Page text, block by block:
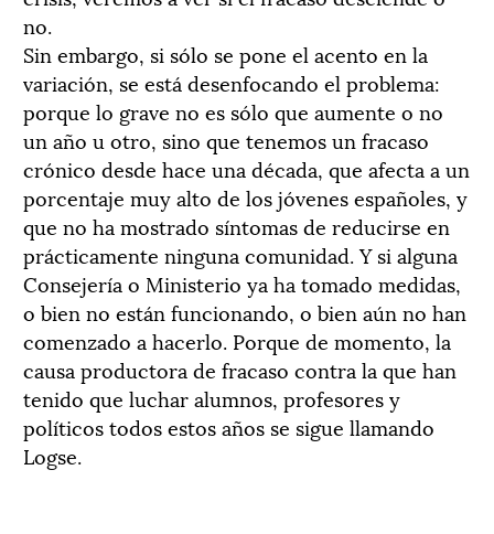
no.
Sin embargo, si sólo se pone el acento en la
variación, se está desenfocando el problema:
porque lo grave no es sólo que aumente o no
un año u otro, sino que tenemos un fracaso
crónico desde hace una década, que afecta a un
porcentaje muy alto de los jóvenes españoles, y
que no ha mostrado síntomas de reducirse en
prácticamente ninguna comunidad. Y si alguna
Consejería o Ministerio ya ha tomado medidas,
o bien no están funcionando, o bien aún no han
comenzado a hacerlo. Porque de momento, la
causa productora de fracaso contra la que han
tenido que luchar alumnos, profesores y
políticos todos estos años se sigue llamando
Logse.